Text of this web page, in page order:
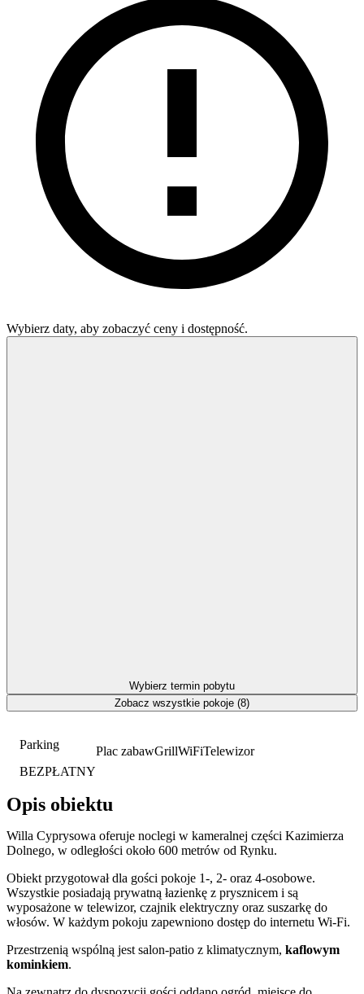
Parking
BEZPŁATNY
Plac zabawGrillWiFiTelewizor
Opis obiektu
Willa Cyprysowa oferuje noclegi w kameralnej części Kazimierza
Dolnego, w odległości około 600 metrów od Rynku.
Obiekt przygotował dla gości pokoje 1-, 2- oraz 4-osobowe.
Wszystkie posiadają prywatną łazienkę z prysznicem i są
wyposażone w telewizor, czajnik elektryczny oraz suszarkę do
włosów. W każdym pokoju zapewniono dostęp do internetu Wi-Fi.
Przestrzenią wspólną jest salon-patio z klimatycznym, kaflowym
kominkiem.
Wybierz daty, aby zobaczyć ceny i dostępność.
Wybierz termin pobytu
Zobacz wszystkie pokoje (8)